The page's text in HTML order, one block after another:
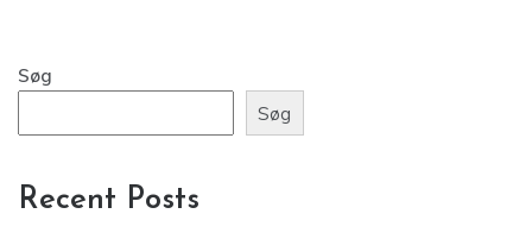
Søg
Søg
Recent Posts